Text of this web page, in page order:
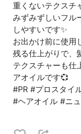
重くないテクスチ
みずみずしいフル
しやすいです✨
お出かけ前に使用
残る仕上がりで、
テクスチャーも仕
アオイルです💞
#PR #プロスタイ
#ヘアオイル #ニ